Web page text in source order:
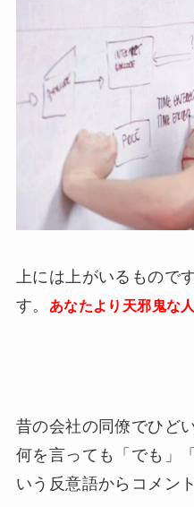
上には上がいるもので
す。
あなたより天邪鬼な
昔の会社の同僚でひど
何を言っても「でも」
いう反意語からコメン